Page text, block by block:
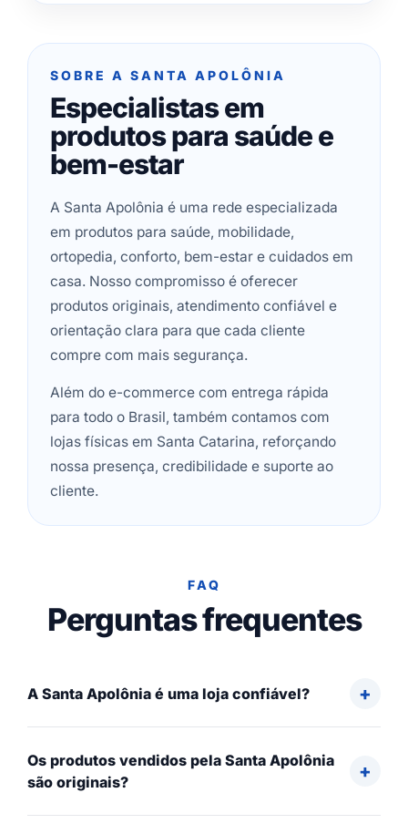
SOBRE A SANTA APOLÔNIA
Especialistas em
produtos para saúde e
bem-estar
A Santa Apolônia é uma rede especializada
em produtos para saúde, mobilidade,
ortopedia, conforto, bem-estar e cuidados em
casa. Nosso compromisso é oferecer
produtos originais, atendimento confiável e
orientação clara para que cada cliente
compre com mais segurança.
Além do e-commerce com entrega rápida
para todo o Brasil, também contamos com
lojas físicas em Santa Catarina, reforçando
nossa presença, credibilidade e suporte ao
cliente.
FAQ
Perguntas frequentes
A Santa Apolônia é uma loja confiável?
Os produtos vendidos pela Santa Apolônia
são originais?